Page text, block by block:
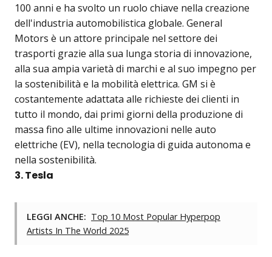
100 anni e ha svolto un ruolo chiave nella creazione
dell'industria automobilistica globale. General
Motors è un attore principale nel settore dei
trasporti grazie alla sua lunga storia di innovazione,
alla sua ampia varietà di marchi e al suo impegno per
la sostenibilità e la mobilità elettrica. GM si è
costantemente adattata alle richieste dei clienti in
tutto il mondo, dai primi giorni della produzione di
massa fino alle ultime innovazioni nelle auto
elettriche (EV), nella tecnologia di guida autonoma e
nella sostenibilità.
3. Tesla
LEGGI ANCHE: Top 10 Most Popular Hyperpop
Artists In The World 2025